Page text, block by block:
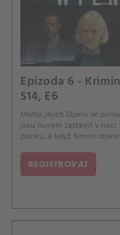
Epizoda 6 -
S14, E6
Motor jejich Opelu se
jsou nuceni zastavit v noci
zámku, a když Simon
REGISTROVAT